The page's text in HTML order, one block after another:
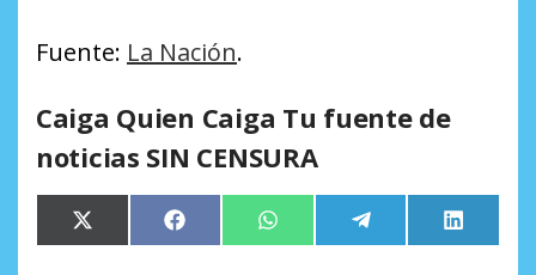
Fuente: La Nación.
Caiga Quien Caiga Tu fuente de
noticias SIN CENSURA
Compartir
en
X
(Twitter)
Compartir
en
Facebook Compartir
en
WhatsApp Compartir
en
Telegram
en
LinkedIn